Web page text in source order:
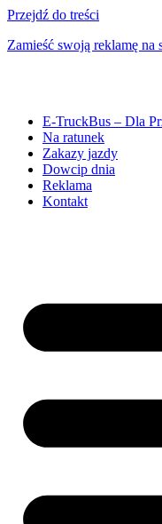
Przejdź do treści
Zamieść swoją reklamę
E-TruckBus – Dla
Na ratunek
Zakazy jazdy
Dowcip dnia
Reklama
Kontakt